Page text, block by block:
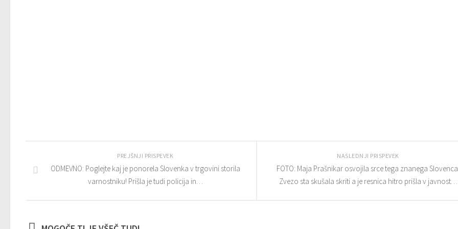
NASLEDNJI PRISPEVEK
FOTO: Maja Prašnikar osvojila srce tega znanega
Zvezo sta skušala skriti a je resnica hitro prišla v javnost…
PREJŠNJI PRISPEVEK
ODMEVNO: Poglejte kaj je ponorela Slovenka v trgovini storila
varnostniku! Prišla je tudi policija in…